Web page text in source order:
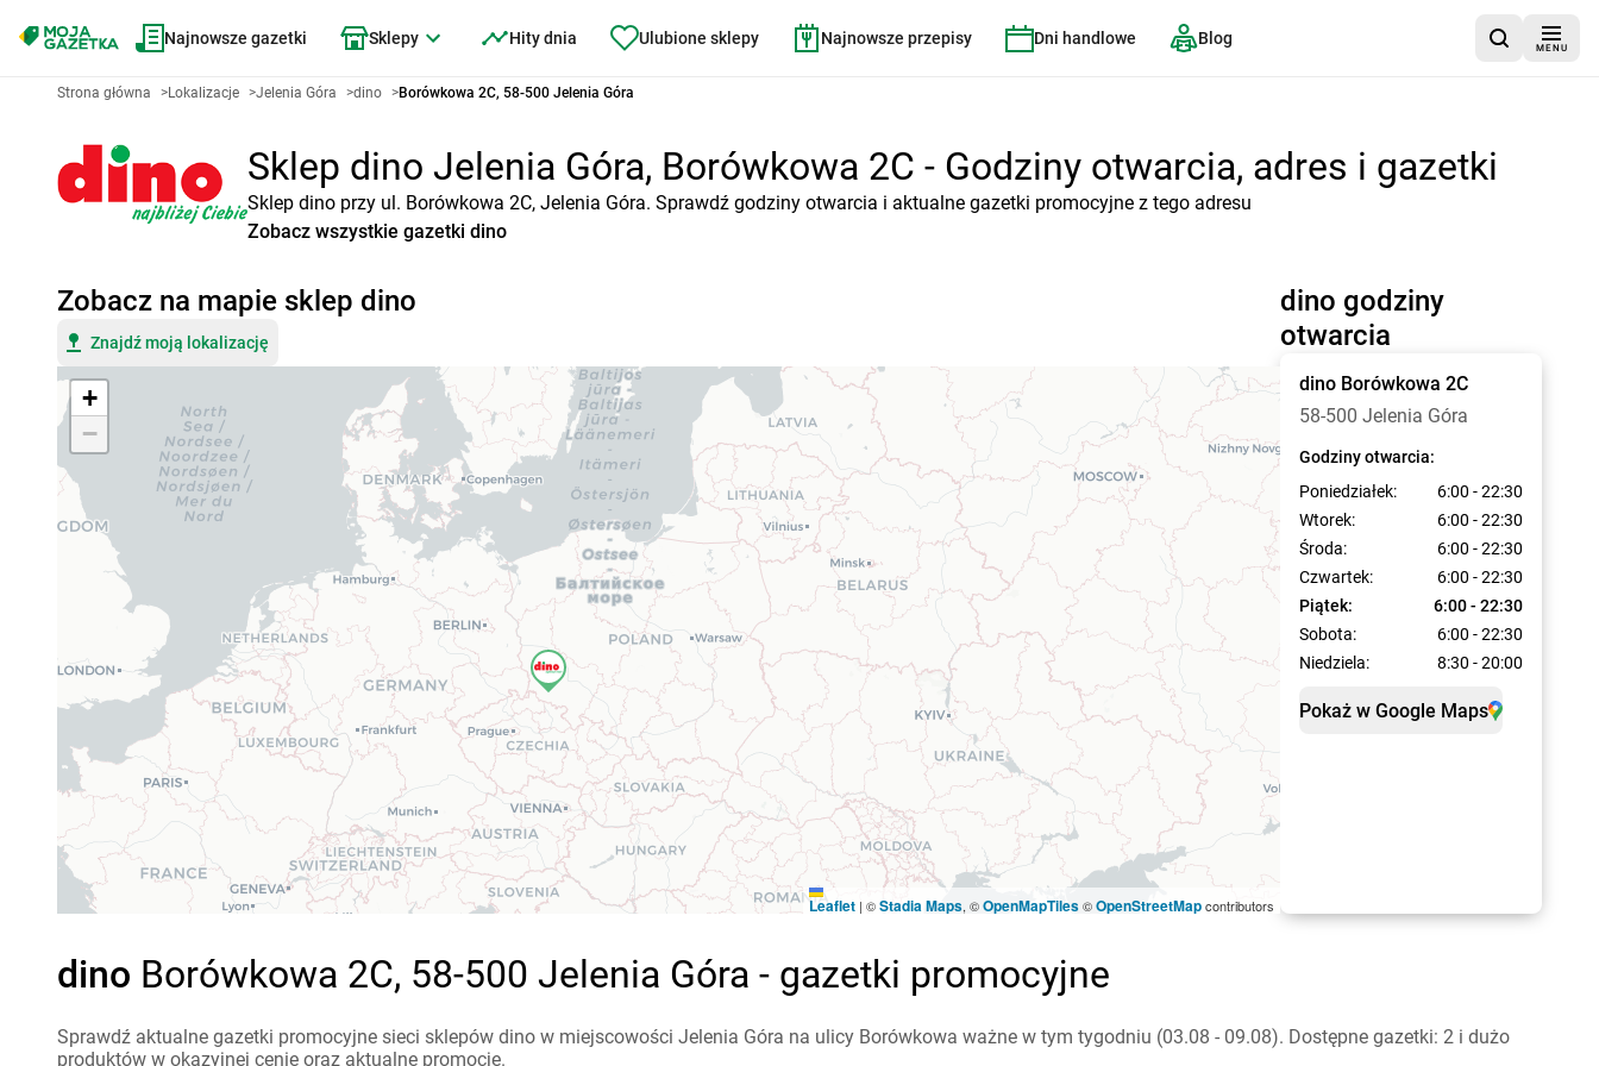
Najnowsze gazetki Sklepy Hity dnia Ulubione sklepy Najnowsze przepisy Dni handlowe Blog
MENU
Strona główna >Lokalizacje >Jelenia Góra >dino >Borówkowa 2C, 58-500 Jelenia Góra
Sklep dino Jelenia Góra, Borówkowa 2C - Godziny otwarcia, adres i gazetki
Sklep dino przy ul. Borówkowa 2C, Jelenia Góra. Sprawdź godziny otwarcia i aktualne gazetki promocyjne z tego adresu
Zobacz wszystkie gazetki dino
dino godziny
otwarcia
dino Borówkowa 2C
58-500 Jelenia Góra
Godziny otwarcia:
Poniedziałek:
6:00 - 22:30
Wtorek:
6:00 - 22:30
Środa:
6:00 - 22:30
Czwartek:
6:00 - 22:30
Piątek:
6:00 - 22:30
Sobota:
6:00 - 22:30
Niedziela:
8:30 - 20:00
Pokaż w Google Maps
Zobacz na mapie sklep dino
Znajdź moją lokalizację
+
−
Leaflet | ©Stadia Maps, ©OpenMapTiles©OpenStreetMapcontributors
dino Borówkowa 2C, 58-500 Jelenia Góra - gazetki promocyjne
Sprawdź aktualne gazetki promocyjne sieci sklepów dino w miejscowości Jelenia Góra na ulicy Borówkowa ważne w tym tygodniu (03.08 - 09.08). Dostępne gazetki: 2 i dużo
produktów w okazyjnej cenie oraz aktualne promocje.